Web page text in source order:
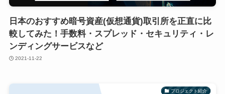
日本のおすすめ暗号資産(仮想通貨)取引所を正直に比
較してみた！手数料・スプレッド・セキュリティ・レ
ンディングサービスなど
2021-11-22
プロジェクト紹介